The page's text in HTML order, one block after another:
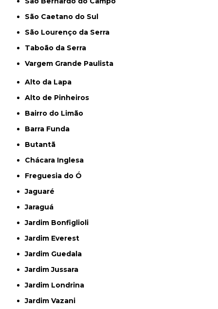
São Caetano do Sul
São Lourenço da Serra
Taboão da Serra
Vargem Grande Paulista
Alto da Lapa
Alto de Pinheiros
Bairro do Limão
Barra Funda
Butantã
Chácara Inglesa
Freguesia do Ó
Jaguaré
Jaraguá
Jardim Bonfiglioli
Jardim Everest
Jardim Guedala
Jardim Jussara
Jardim Londrina
Jardim Vazani